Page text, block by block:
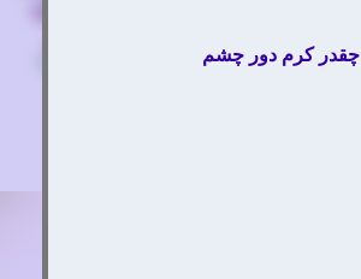
چقدر کرم دور چشم